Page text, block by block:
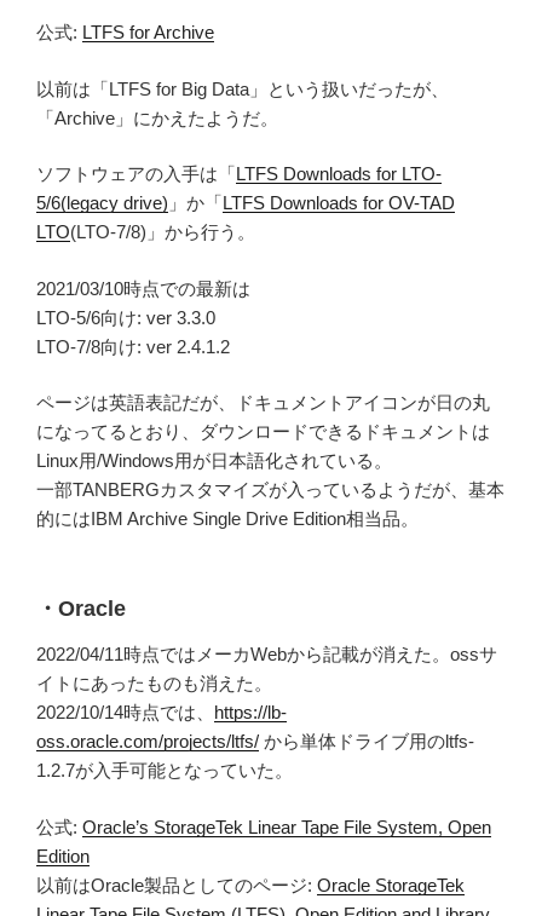
公式: LTFS for Archive
以前は「LTFS for Big Data」という扱いだったが、
「Archive」にかえたようだ。
ソフトウェアの入手は「LTFS Downloads for LTO-
5/6(legacy drive) 」か「LTFS Downloads for OV-TAD
LTO(LTO-7/8)」から行う。
2021/03/10時点での最新は
LTO-5/6向け: ver 3.3.0
LTO-7/8向け: ver 2.4.1.2
ページは英語表記だが、ドキュメントアイコンが日の丸
になってるとおり、ダウンロードできるドキュメントは
Linux用/Windows用が日本語化されている。
一部TANBERGカスタマイズが入っているようだが、基本
的にはIBM Archive Single Drive Edition相当品。
・Oracle
2022/04/11時点ではメーカWebから記載が消えた。ossサ
イトにあったものも消えた。
2022/10/14時点では、 https://lb-
oss.oracle.com/projects/ltfs/ から単体ドライブ用のltfs-
1.2.7が入手可能となっていた。
公式: Oracle’s StorageTek Linear Tape File System, Open
Edition
以前はOracle製品としてのページ: Oracle StorageTek